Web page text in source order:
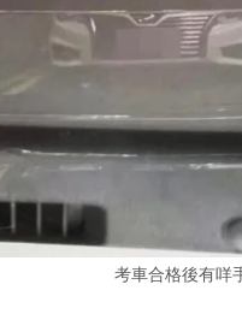
考車合格後有咩